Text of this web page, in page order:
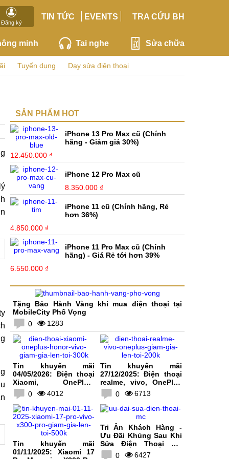
Đăng ký
TIN TỨC EVENTS TRA CỨU BH
minh Tai nghe Sửa chữa
Tuyển dụng Dạy sửa điện thoại
SẢN PHẨM HOT
iPhone 13 Pro Max cũ (Chính
hãng - Giảm giá 30%)
12.450.000 ₫
iPhone 12 Pro Max cũ
8.350.000 ₫
iPhone 11 cũ (Chính hãng, Rẻ
hơn 36%)
4.850.000 ₫
iPhone 11 Pro Max cũ (Chính
hãng) - Giá Rẻ tới hơn 39%
6.550.000 ₫
Tặng Bảo Hành Vàng khi mua điện thoại tại
MobileCity Phố Vọng
0
1283
Tin khuyến mãi
04/05/2026: Điện thoại
Xiaomi, OnePlus,
HONOR, vivo giảm giá
lên tới 300K
0 4012
Tin khuyến mãi
27/12/2025: Điện thoại
realme, vivo, OnePlus
giảm giá lên tới 200K
0 6713
Tin khuyến mãi
01/11/2025: Xiaomi 17
Tri Ân Khách Hàng -
Ưu Đãi Khủng Sau Khi
Sửa Điện Thoại Tại
MobileCity
0 6427